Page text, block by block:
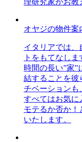
理研究家がお教
オヤジの物件案
イタリアでは、
トをもてなし
時間の長い”家
結することを彼
チベーションも
すべてはお気に
モテるか否か！
いたします。